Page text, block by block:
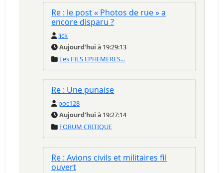
Re : le post « Photos de rue » a
encore disparu ?
lick
Aujourd'hui à 19:29:13
Les FILS EPHEMERES...
Re : Une punaise
poc128
Aujourd'hui à 19:27:14
FORUM CRITIQUE
Re : Avions civils et militaires fil
ouvert